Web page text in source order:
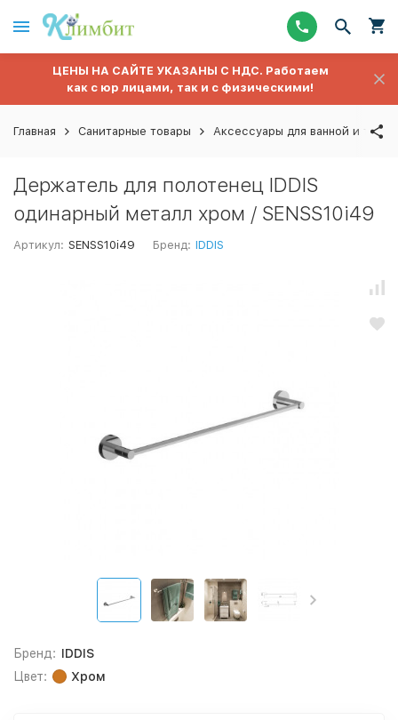
ЦЕНЫ НА САЙТЕ УКАЗАНЫ С НДС. Работаем
как с юр лицами, так и с физическими!
Главная Санитарные товары Аксессуары для ванной и
Держатель для полотенец IDDIS
одинарный металл хром / SENSS10i49
Артикул: SENSS10i49 Бренд: IDDIS
Бренд: IDDIS
Цвет:
Хром